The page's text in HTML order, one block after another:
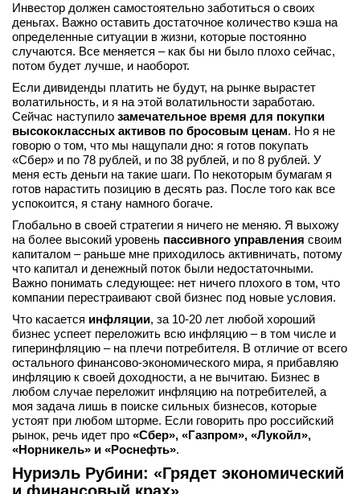
Инвестор должен самостоятельно заботиться о своих
деньгах. Важно оставить достаточное количество кэша на
определенные ситуации в жизни, которые постоянно
случаются. Все меняется – как бы ни было плохо сейчас,
потом будет лучше, и наоборот.
Если дивиденды платить не будут, на рынке вырастет
волатильность, и я на этой волатильности заработаю.
Сейчас наступило замечательное время для покупки
высококлассных активов по бросовым ценам. Но я не
говорю о том, что мы нащупали дно: я готов покупать
«Сбер» и по 78 рублей, и по 38 рублей, и по 8 рублей. У
меня есть деньги на такие шаги. По некоторым бумагам я
готов нарастить позицию в десять раз. После того как все
успокоится, я стану намного богаче.
Глобально в своей стратегии я ничего не меняю. Я выхожу
на более высокий уровень пассивного управления своим
капиталом – раньше мне приходилось активничать, потому
что капитал и денежный поток были недостаточными.
Важно понимать следующее: нет ничего плохого в том, что
компании перестраивают свой бизнес под новые условия.
Что касается инфляции, за 10-20 лет любой хороший
бизнес успеет переложить всю инфляцию – в том числе и
гиперинфляцию – на плечи потребителя. В отличие от всего
остального финансово-экономического мира, я прибавляю
инфляцию к своей доходности, а не вычитаю. Бизнес в
любом случае переложит инфляцию на потребителей, а
моя задача лишь в поиске сильных бизнесов, которые
устоят при любом шторме. Если говорить про российский
рынок, речь идет про «Сбер», «Газпром», «Лукойл»,
«Норникель» и «Роснефть».
Нуриэль Рубини: «Грядет экономический